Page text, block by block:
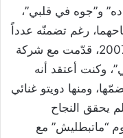
ده” و”جوه في قلبي”،
رغم تضمنّه عدداً
كبيراً من الأغنيات الرائعة. وفي عام 2007، قدّمت مع شركة
وكنت أعتقد أنه
ومنها دويتو غنائي
يحقق النجاح
طرحت ألبوم “ماتبطليش” مع